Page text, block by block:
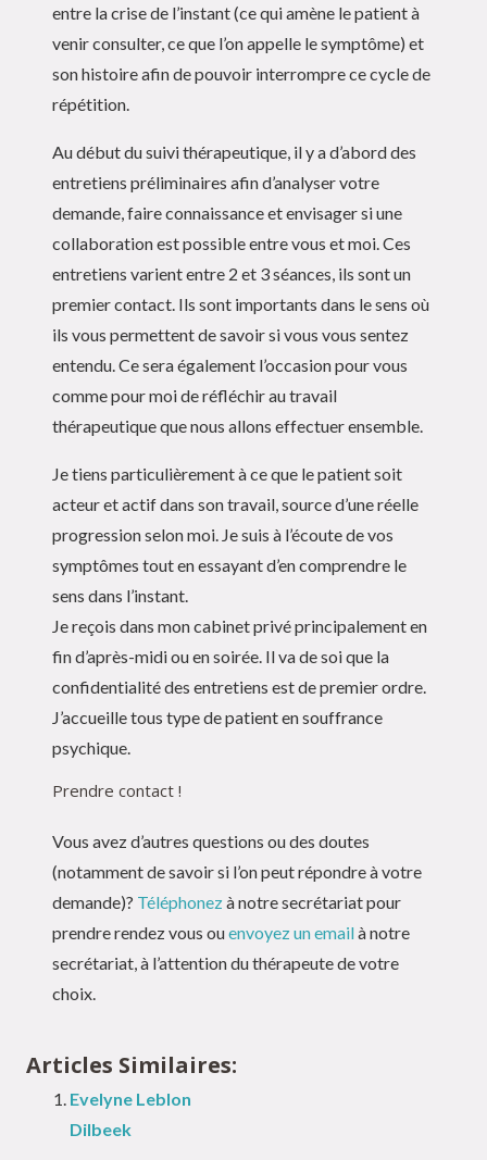
entre la crise de l’instant (ce qui amène le patient à
venir consulter, ce que l’on appelle le symptôme) et
son histoire afin de pouvoir interrompre ce cycle de
répétition.
Au début du suivi thérapeutique, il y a d’abord des
entretiens préliminaires afin d’analyser votre
demande, faire connaissance et envisager si une
collaboration est possible entre vous et moi. Ces
entretiens varient entre 2 et 3 séances, ils sont un
premier contact. Ils sont importants dans le sens où
ils vous permettent de savoir si vous vous sentez
entendu. Ce sera également l’occasion pour vous
comme pour moi de réfléchir au travail
thérapeutique que nous allons effectuer ensemble.
Je tiens particulièrement à ce que le patient soit
acteur et actif dans son travail, source d’une réelle
progression selon moi. Je suis à l’écoute de vos
symptômes tout en essayant d’en comprendre le
sens dans l’instant.
Je reçois dans mon cabinet privé principalement en
fin d’après-midi ou en soirée. Il va de soi que la
confidentialité des entretiens est de premier ordre.
J’accueille tous type de patient en souffrance
psychique.
Prendre contact !
Vous avez d’autres questions ou des doutes
(notamment de savoir si l’on peut répondre à votre
demande)? Téléphonezà notre secrétariat pour
prendre rendez vous ouenvoyez un emailà notre
secrétariat, à l’attention du thérapeute de votre
choix.
Articles Similaires:
Evelyne Leblon
Dilbeek